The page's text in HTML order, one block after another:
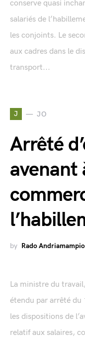
conserve quasi
salariés de
les conjoints. Le
aux cadres dans le
transport...
J JO
Arrêté
avenant
by Rado
La ministre du
étendu par arrêté
les dispositions de
relatif aux salaires,